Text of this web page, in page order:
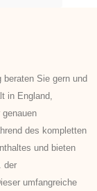
beraten Sie gern und
in England,
des kompletten
und bieten
der
umfangreiche